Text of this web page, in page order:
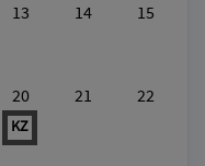
13 14 15
20
KZ
21 22